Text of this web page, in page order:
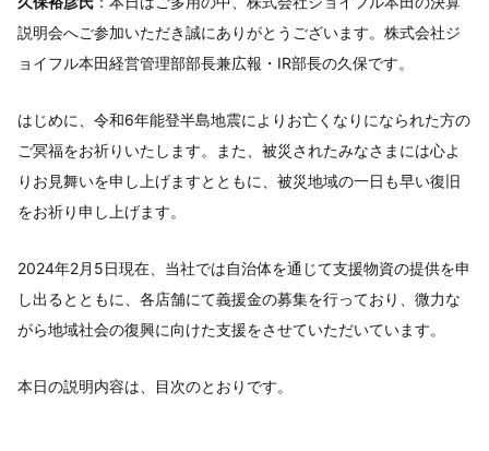
説明会へご参加いただき誠にありがとうございます。株式会社ジ
ョイフル本田経営管理部部長兼広報・IR部長の久保です。
はじめに、令和6年能登半島地震によりお亡くなりになられた方の
ご冥福をお祈りいたします。また、被災されたみなさまには心よ
りお見舞いを申し上げますとともに、被災地域の一日も早い復旧
をお祈り申し上げます。
2024年2月5日現在、当社では自治体を通じて支援物資の提供を申
し出るとともに、各店舗にて義援金の募集を行っており、微力な
がら地域社会の復興に向けた支援をさせていただいています。
本日の説明内容は、目次のとおりです。